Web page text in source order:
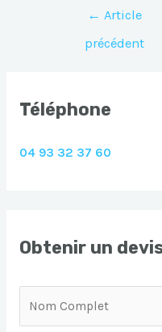
Navigation
l’article
← Article
précédent
Téléphone
04 93 32 37 60
Obtenir un